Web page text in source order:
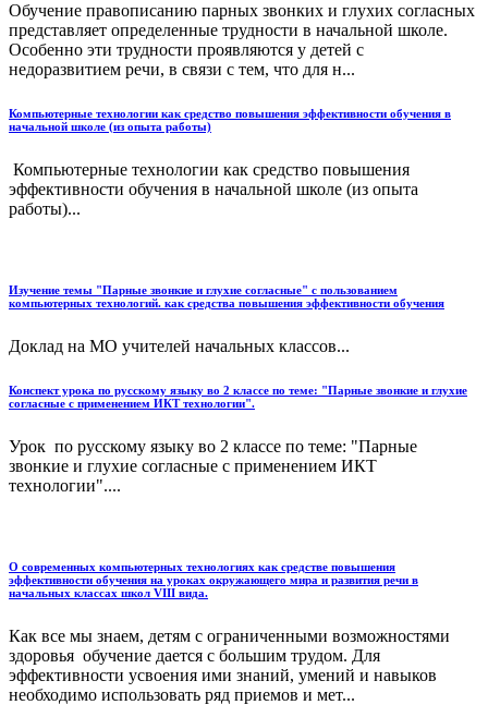
Обучение правописанию парных звонких и глухих согласных
представляет определенные трудности в начальной школе.
Особенно эти трудности проявляются у детей с
недоразвитием речи, в связи с тем, что для н...
Компьютерные технологии как средство повышения эффективности обучения в
начальной школе (из опыта работы)
Компьютерные технологии как средство повышения
эффективности обучения в начальной школе (из опыта
работы)...
Изучение темы "Парные звонкие и глухие согласные" с пользованием
компьютерных технологий. как средства повышения эффективности обучения
Доклад на МО учителей начальных классов...
Конспект урока по русскому языку во 2 классе по теме: "Парные звонкие и глухие
согласные с применением ИКТ технологии".
Урок по русскому языку во 2 классе по теме: "Парные
звонкие и глухие согласные с применением ИКТ
технологии"....
О современных компьютерных технологиях как средстве повышения
эффективности обучения на уроках окружающего мира и развития речи в
начальных классах школ VIII вида.
Как все мы знаем, детям с ограниченными возможностями
здоровья обучение дается с большим трудом. Для
эффективности усвоения ими знаний, умений и навыков
необходимо использовать ряд приемов и мет...